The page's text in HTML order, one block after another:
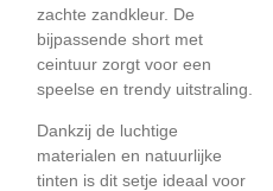
zachte zandkleur. De
bijpassende short met
ceintuur zorgt voor een
speelse en trendy uitstraling.
Dankzij de luchtige
materialen en natuurlijke
tinten is dit setje ideaal voor